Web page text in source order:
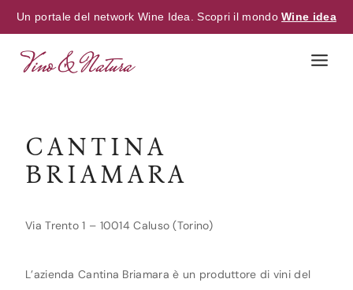
Un portale del network Wine Idea. Scopri il mondoWine idea
CANTINA
BRIAMARA
Via Trento 1 – 10014 Caluso (Torino)
L’azienda Cantina Briamara è un produttore di vini del